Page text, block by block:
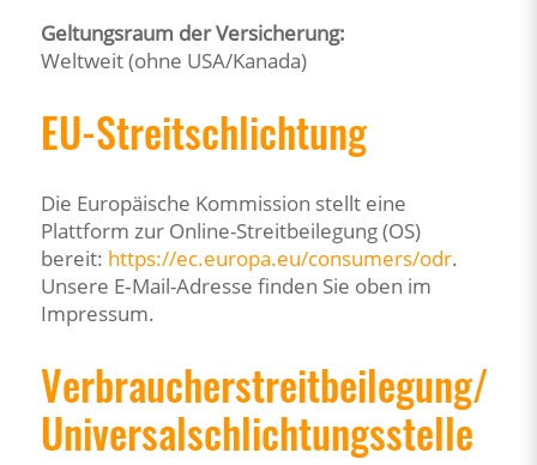
Geltungsraum der Versicherung:
Weltweit (ohne USA/Kanada)
EU-Streitschlichtung
Die Europäische Kommission stellt eine
Plattform zur Online-Streitbeilegung (OS)
bereit: https://ec.europa.eu/consumers/odr.
Unsere E‑Mail-Adresse finden Sie oben im
Impressum.
Verbraucherstreitbeilegung/
Universalschlichtungsstelle